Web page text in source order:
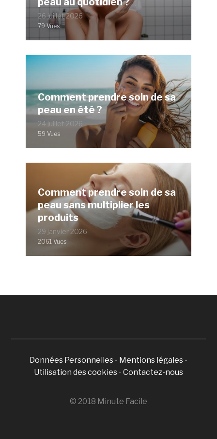
26 juillet 2026
79 Vues
Comment prendre soin de sa
peau en été ?
24 juillet 2026
59 Vues
Comment prendre soin de sa
peau sans multiplier les
produits
29 janvier 2026
2061 Vues
Données Personnelles - Mentions légales -
Utilisation des cookies - Contactez-nous
© 2018 Minute Facile